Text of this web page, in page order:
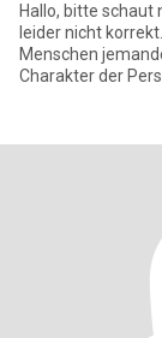
Hallo, bitte schaut
leider nicht
Menschen
Charakter der